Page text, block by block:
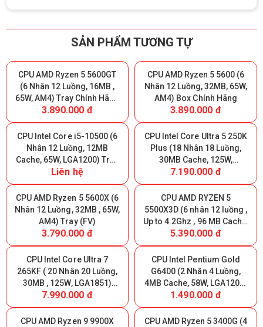
SẢN PHẨM TƯƠNG TỰ
CPU AMD Ryzen 5 5600GT
(6 Nhân 12 Luồng, 16MB ,
65W, AM4) Tray Chính Hãng
(MPK)
3.890.000 đ
CPU AMD Ryzen 5 5600 (6
Nhân 12 Luồng, 32MB, 65W,
AM4) Box Chính Hãng
3.890.000 đ
CPU Intel Core i5-10500 (6
Nhân 12 Luồng, 12MB
Cache, 65W, LGA1200) Tray
(FV)
Liên hệ
CPU Intel Core Ultra 5 250K
Plus (18 Nhân 18 Luồng,
30MB Cache, 125W,
LGA1851) Tray Chính Hãng
7.190.000 đ
CPU AMD Ryzen 5 5600X (6
Nhân 12 Luồng, 32MB , 65W,
AM4) Tray (FV)
3.790.000 đ
CPU AMD RYZEN 5
5500X3D (6 nhân 12 luồng ,
Up to 4.2Ghz , 96 MB Cache,
AM4) Tray New (FV)
5.390.000 đ
CPU Intel Core Ultra 7
265KF ( 20 Nhân 20 Luồng,
30MB , 125W, LGA1851)
Tray New (FV)
7.990.000 đ
CPU Intel Pentium Gold
G6400 (2 Nhân 4 Luồng,
4MB Cache, 58W, LGA1200)
Tray (FV)
1.490.000 đ
CPU AMD Ryzen 9 9900X
CPU AMD Ryzen 5 3400G (4